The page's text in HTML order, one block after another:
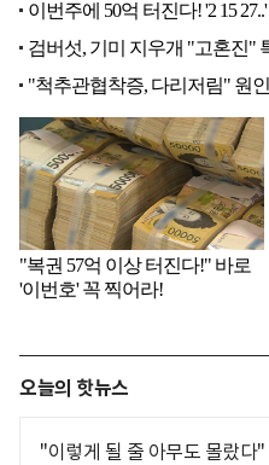
오늘의 핫뉴스
"이렇게 될 줄 아무도 몰랐다